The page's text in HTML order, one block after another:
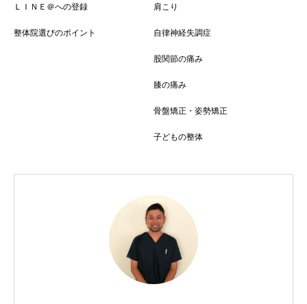
ＬＩＮＥ＠への登録
整体院選びのポイント
肩こり
自律神経失調症
股関節の痛み
膝の痛み
骨盤矯正・姿勢矯正
子どもの整体